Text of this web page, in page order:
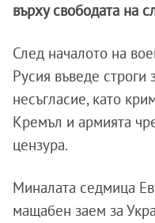
върху свободата на
След началото на
Русия въведе
несъгласие, като
Кремъл и армията
цензура.
Миналата седмица
мащабен заем за